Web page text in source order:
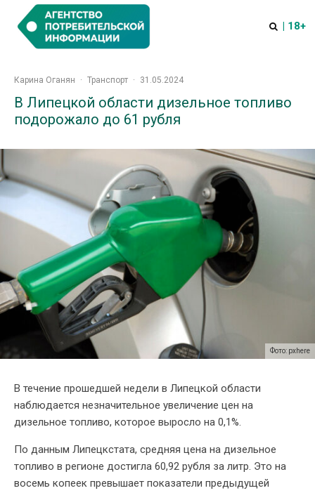
| 18+
Карина Оганян · Транспорт · 31.05.2024
В Липецкой области дизельное топливо
подорожало до 61 рубля
Фото: pxhere
В течение прошедшей недели в Липецкой области
наблюдается незначительное увеличение цен на
дизельное топливо, которое выросло на 0,1%.
По данным Липецкстата, средняя цена на дизельное
топливо в регионе достигла 60,92 рубля за литр. Это на
восемь копеек превышает показатели предыдущей